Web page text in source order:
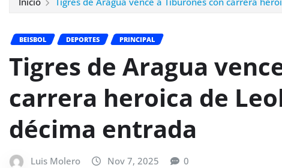
BEISBOL DEPORTES PRINCIPAL
Tigres de Aragua
carrera heroica de
décima entrada
Luis Molero Nov 7, 2025 0